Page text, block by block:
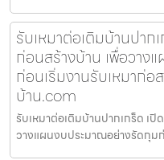
รับเหมาต่อเติมบ้านปา
ก่อนสร้างบ้าน เพื่อวา
ก่อนเริ่มงานรับเหมาก่อ
บ้าน.com
รับเหมาต่อเติมบ้านปากเกร็ด เ
วางแผนงบประมาณอย่างรัดกุม